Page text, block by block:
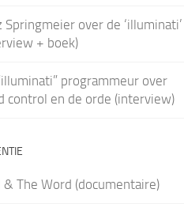
Springmeier over de ‘illuminati’
+ boek)
programmeur over
control en de orde (interview)
& The Word (documentaire)